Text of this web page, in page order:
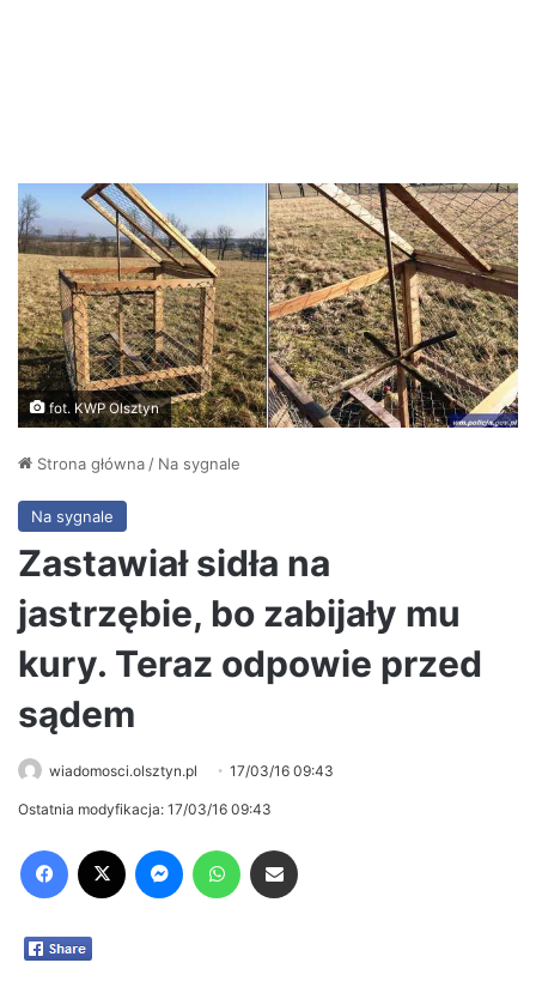
fot. KWP Olsztyn
Strona główna/ Na sygnale
Na sygnale
Zastawiał sidła na
jastrzębie, bo zabijały mu
kury. Teraz odpowie przed
sądem
wiadomosci.olsztyn.pl 17/03/16 09:43
Ostatnia modyfikacja: 17/03/16 09:43